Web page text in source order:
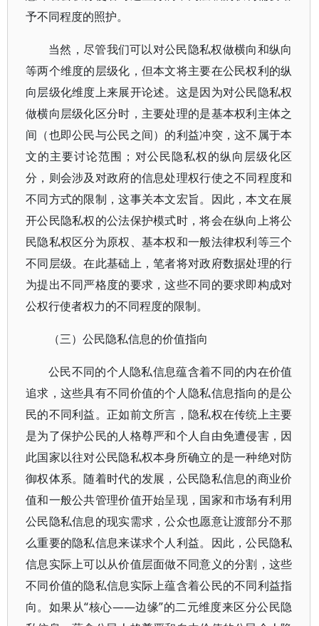
予不同程度的照护。
当然，尽管我们可以对公民隐私权做横向和纵向
等两个维度的层级化，但本文将主要在公民权利的纵
向层级化维度上来展开论述。这是因为对公民隐私权
做横向层级化区分时，主要处理的是基本权利主体之
间（也即公民与公民之间）的利益冲突，这不属于本
文的主要讨论范围；对公民隐私权的纵向层级化区
分，则会涉及对政府的信息处理权行使之不同程度和
不同方式的限制，这事关本文宏旨。因此，本文在展
开公民隐私权的公法保护模式时，将会在纵向上将公
民隐私权区分为原权、基本权和一般法律权利等三个
不同层级。在此基础上，笔者将对政府数据处理的行
为提出不同严格度的要求，这些不同的要求即构成对
公权行使者权力的不同程度的限制。
（三）公民隐私信息的价值指向
公民不同的个人隐私信息蕴含着不同的内在价值
追求，这些具有不同价值的个人隐私信息指向的是公
民的不同利益。正如前文所言，隐私权在传统上主要
是为了保护公民的人格尊严和个人自由免遭侵害，因
此国家以往对公民隐私权本身所确立的是一种绝对防
御权体系。随着时代的发展，公民隐私信息的商业价
值和一般公共管理价值开始呈现，国家和市场有利用
公民隐私信息的现实需求，公众也愿意让渡部分不那
么重要的隐私信息来谋求个人利益。因此，公民隐私
信息实际上可以从价值层面做不同意义的分割，这些
不同价值的隐私信息实际上蕴含着公民的不同利益指
向。如果从“核心——边缘”的二元维度来区分公民隐